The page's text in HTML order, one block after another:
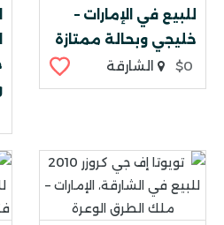
للبيع في الإمارات –
خليجي وبحالة ممتازة
$0
الشارقة